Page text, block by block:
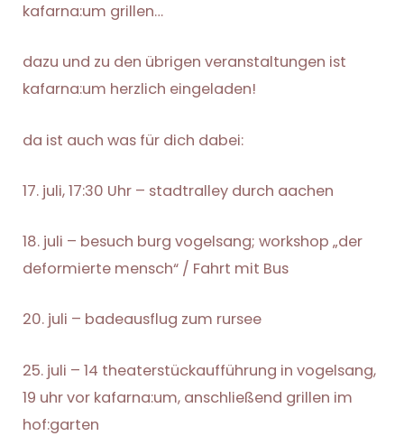
kafarna:um grillen…
dazu und zu den übrigen veranstaltungen ist
kafarna:um herzlich eingeladen!
da ist auch was für dich dabei:
17. juli, 17:30 Uhr – stadtralley durch aachen
18. juli – besuch burg vogelsang; workshop „der
deformierte mensch“ / Fahrt mit Bus
20. juli – badeausflug zum rursee
25. juli – 14 theaterstückaufführung in vogelsang,
19 uhr vor kafarna:um, anschließend grillen im
hof:garten